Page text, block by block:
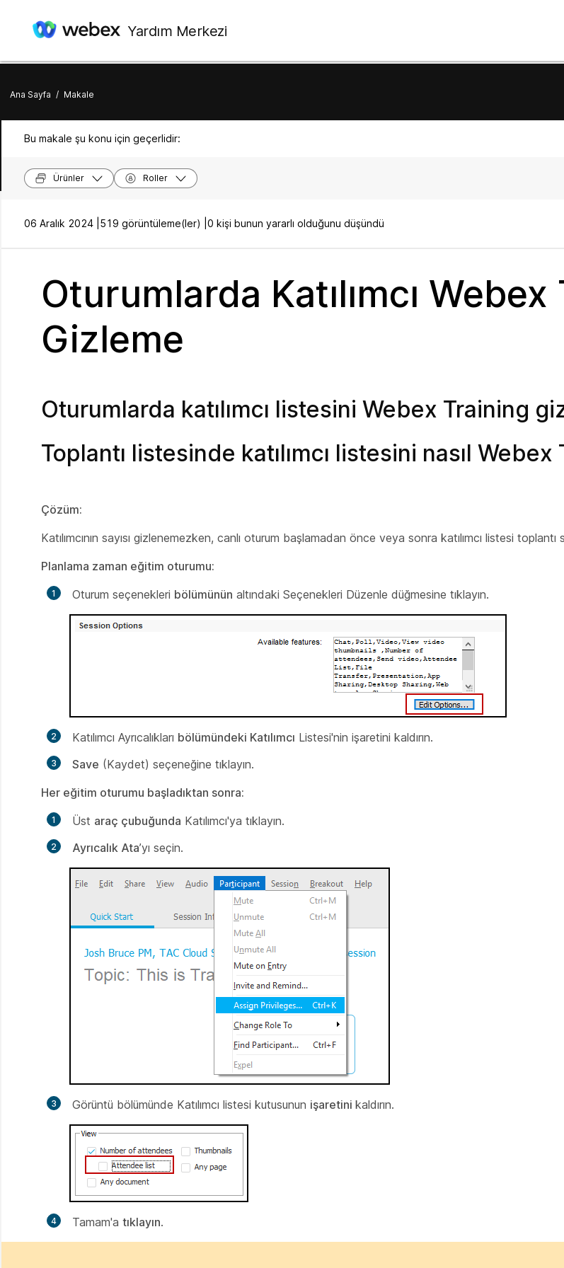
Yardım Merkezi
Ana Sayfa / Makale
Bu makale şu konu için geçerlidir:
Ürünler Roller
06 Aralık 2024 | 519 görüntüleme(ler) | 0 kişi bunun yararlı olduğunu düşündü
Oturumlarda Katılımcı
Gizleme
Oturumlarda katılımcı listesini Webex Training
Toplantı listesinde katılımcı listesini nasıl Webex
Çözüm:
Katılımcının sayısı gizlenemezken, canlı oturum başlamadan önce veya sonra katılımcı listesi
Planlama zaman eğitim oturumu:
Oturum seçenekleri bölümünün altındaki Seçenekleri Düzenle düğmesine tıklayın.
Katılımcı Ayrıcalıkları bölümündeki Katılımcı Listesi'nin işaretini kaldırın.
Save (Kaydet) seçeneğine tıklayın.
Her eğitim oturumu başladıktan sonra:
Üst araç çubuğunda Katılımcı'ya tıklayın.
Ayrıcalık Ata’yı seçin.
Görüntü bölümünde Katılımcı listesi kutusunun işaretini kaldırın.
Tamam'a tıklayın.